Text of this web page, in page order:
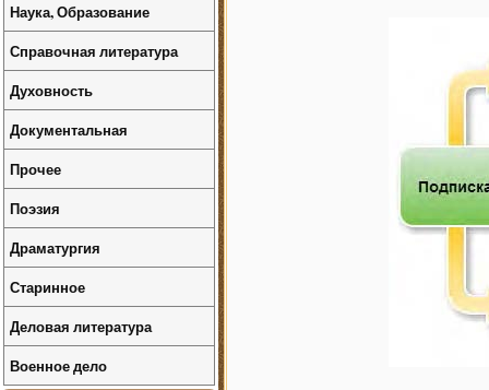
Наука, Образование
Справочная литература
Духовность
Документальная
Прочее
Поэзия
Драматургия
Старинное
Деловая литература
Военное дело